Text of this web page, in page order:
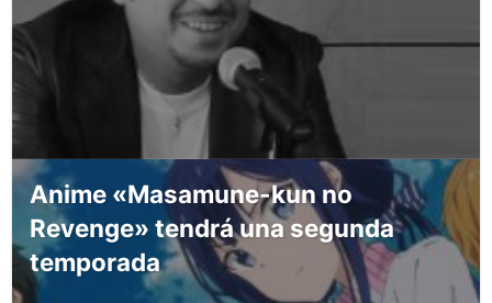
Anime «Masamune-kun no
Revenge» tendrá una segunda
temporada